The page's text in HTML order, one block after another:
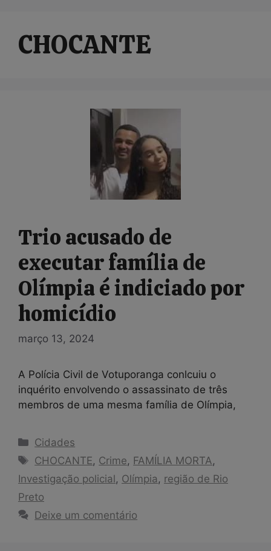
CHOCANTE
Trio acusado de
executar família de
Olímpia é indiciado por
homicídio
março 13, 2024
A Polícia Civil de Votuporanga conlcuiu o
inquérito envolvendo o assassinato de três
membros de uma mesma família de Olímpia,
Categorias
Cidades
Tags
CHOCANTE, Crime, FAMÍLIA MORTA,
Investigação policial, Olímpia , região de Rio
Preto
Deixe um comentário